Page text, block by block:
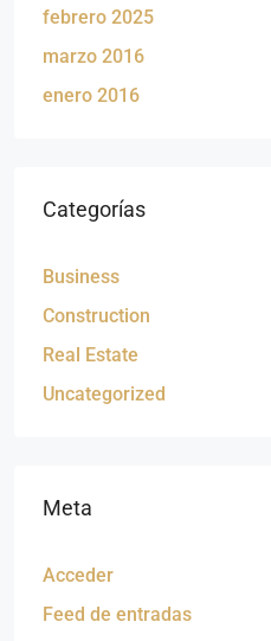
febrero 2025
marzo 2016
enero 2016
Categorías
Business
Construction
Real Estate
Uncategorized
Meta
Acceder
Feed de entradas